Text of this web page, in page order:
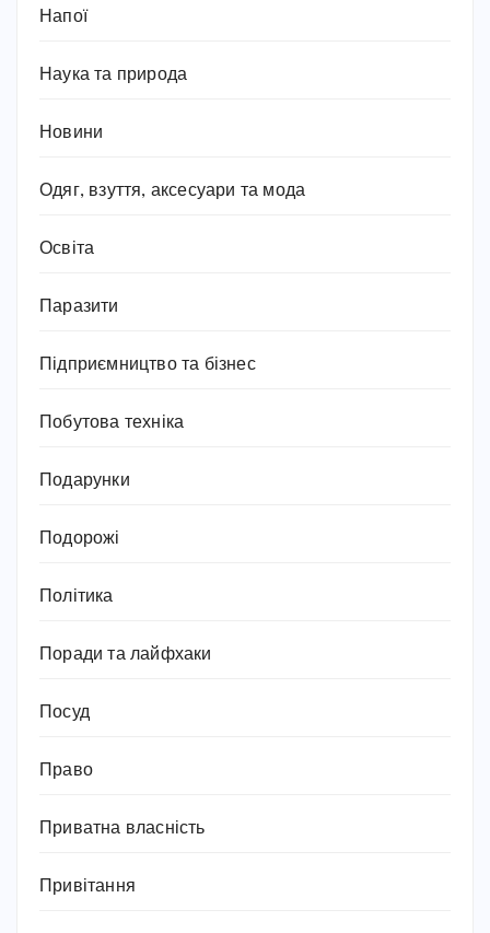
Напої
Наука та природа
Новини
Одяг, взуття, аксесуари та мода
Освіта
Паразити
Підприємництво та бізнес
Побутова техніка
Подарунки
Подорожі
Політика
Поради та лайфхаки
Посуд
Право
Приватна власність
Привітання